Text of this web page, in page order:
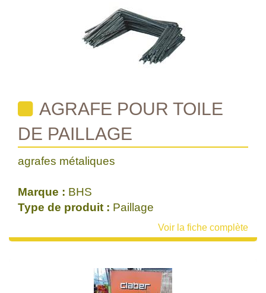
AGRAFE POUR TOILE
DE PAILLAGE
agrafes métaliques
Marque : BHS
Type de produit : Paillage
Voir la fiche complète